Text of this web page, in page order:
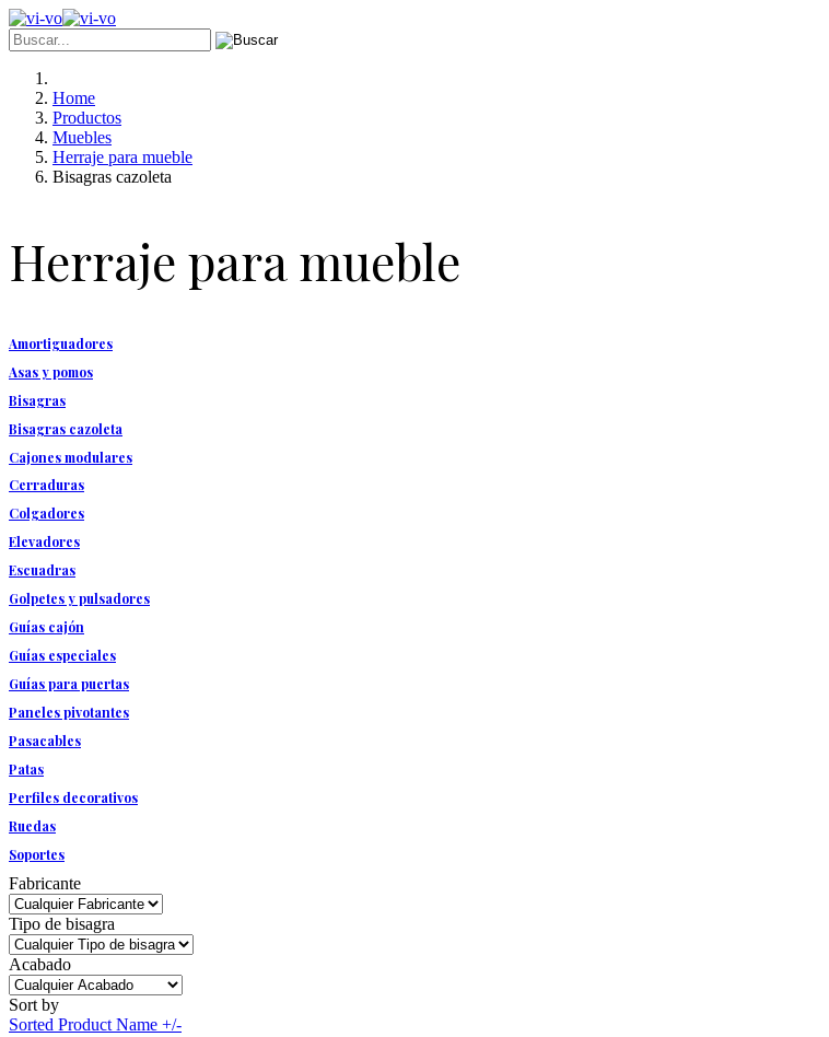
Home
Productos
Muebles
Herraje para mueble
Bisagras cazoleta
Herraje para mueble
Amortiguadores
Asas y pomos
Bisagras
Bisagras cazoleta
Cajones modulares
Cerraduras
Colgadores
Elevadores
Escuadras
Golpetes y pulsadores
Guías cajón
Guías especiales
Guías para puertas
Paneles pivotantes
Pasacables
Patas
Perfiles decorativos
Ruedas
Soportes
Fabricante
Tipo de bisagra
Acabado
Sort by
Sorted Product Name +/-